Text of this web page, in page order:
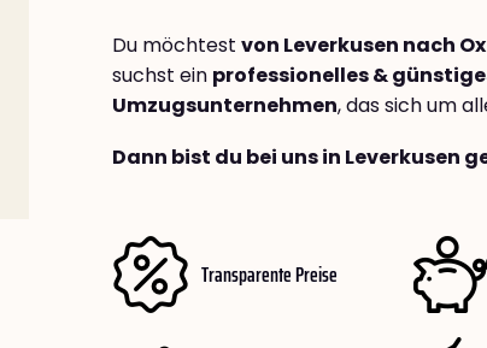
Du möchtest von Leverkusen nach
suchst ein professionelles &
Umzugsunternehmen, das sich um
Dann bist du bei uns in Leverkusen
Transparente Preise